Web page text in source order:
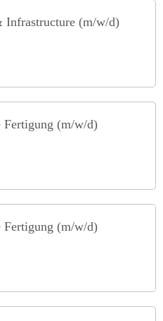
Infrastructure (m/w/d)
Fertigung (m/w/d)
Fertigung (m/w/d)